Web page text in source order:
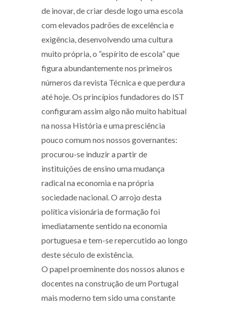
de inovar, de criar desde logo uma escola
com elevados padrões de excelência e
exigência, desenvolvendo uma cultura
muito própria, o “espírito de escola” que
figura abundantemente nos primeiros
números da revista Técnica e que perdura
até hoje. Os princípios fundadores do IST
configuram assim algo não muito habitual
na nossa História e uma presciência
pouco comum nos nossos governantes:
procurou-se induzir a partir de
instituições de ensino uma mudança
radical na economia e na própria
sociedade nacional. O arrojo desta
política visionária de formação foi
imediatamente sentido na economia
portuguesa e tem-se repercutido ao longo
deste século de existência.
O papel proeminente dos nossos alunos e
docentes na construção de um Portugal
mais moderno tem sido uma constante